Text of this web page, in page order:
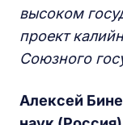
высоком
проект
Союзного
Алексей